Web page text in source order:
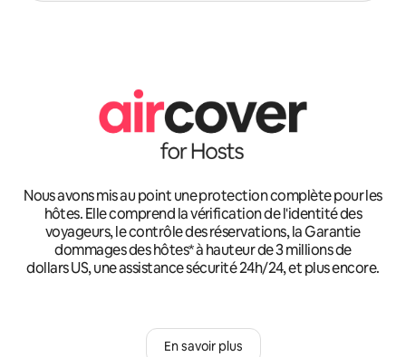
Nous avons mis au point une protection complète pour les
hôtes. Elle comprend la vérification de l'identité des
voyageurs, le contrôle des réservations, la Garantie
dommages des hôtes* à hauteur de 3 millions de
dollars US, une assistance sécurité 24h/24, et plus encore.
En savoir plus